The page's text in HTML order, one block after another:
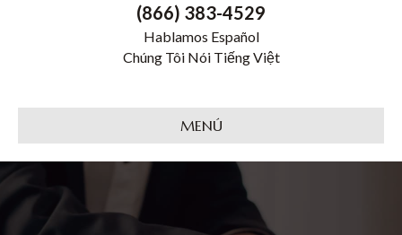
(866) 383-4529
Hablamos Español
Chúng Tôi Nói Tiếng Việt
MENÚ